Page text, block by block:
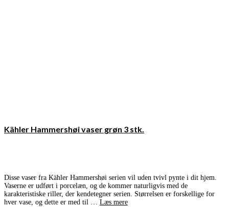
Kähler Hammershøi vaser grøn 3 stk.
Disse vaser fra Kähler Hammershøi serien vil uden tvivl pynte i dit hjem.
Vaserne er udført i porcelæn, og de kommer naturligvis med de
karakteristiske riller, der kendetegner serien. Størrelsen er forskellige for
hver vase, og dette er med til … Læs mere